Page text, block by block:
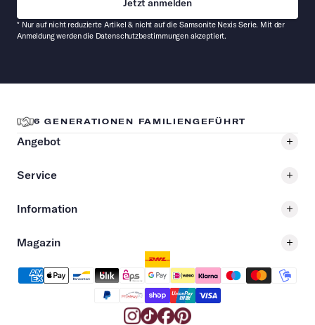
* Nur auf nicht reduzierte Artikel & nicht auf die Samsonite Nexis Serie. Mit der
Anmeldung werden die Datenschutzbestimmungen akzeptiert.
175 JAHRE EXPERTISE
Angebot
Service
Information
Magazin